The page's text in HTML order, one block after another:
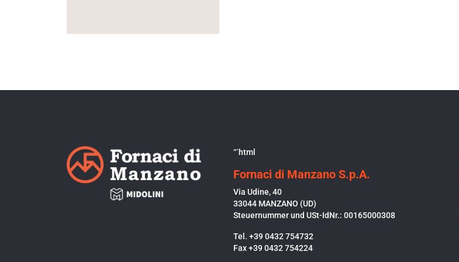
“`html
Fornaci di Manzano S.p.A.
Via Udine, 40
33044 MANZANO (UD)
Steuernummer und USt-IdNr.: 00165000308
Tel. +39 0432 754732
Fax +39 0432 754224